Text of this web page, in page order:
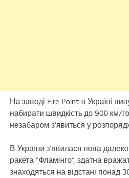
На заводі Fire Point в Україні
набирати швидкість до 900 км/
незабаром з’явиться у
В України з’явилася нова
ракета “Фламінго”, здатна
знаходяться на відстані понад